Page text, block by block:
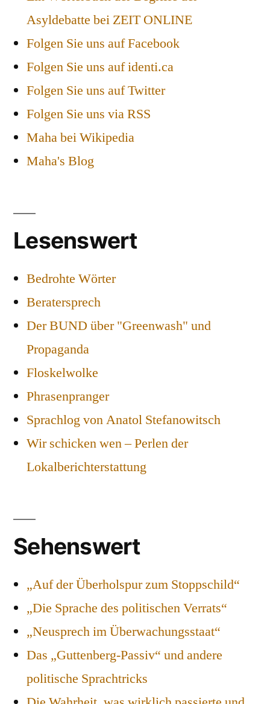
Asyldebatte bei ZEIT ONLINE
Folgen Sie uns auf Facebook
Folgen Sie uns auf identi.ca
Folgen Sie uns auf Twitter
Folgen Sie uns via RSS
Maha bei Wikipedia
Maha's Blog
Lesenswert
Bedrohte Wörter
Beratersprech
Der BUND über "Greenwash" und
Propaganda
Floskelwolke
Phrasenpranger
Sprachlog von Anatol Stefanowitsch
Wir schicken wen – Perlen der
Lokalberichterstattung
Sehenswert
„Auf der Überholspur zum Stoppschild“
„Die Sprache des politischen Verrats“
„Neusprech im Überwachungsstaat“
Das „Guttenberg-Passiv“ und andere
politische Sprachtricks